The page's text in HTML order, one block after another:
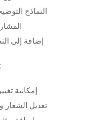
النماذج
إضافة إلى
خيارات تخصيص مرنة:
إمكانية
تعديل الشعار